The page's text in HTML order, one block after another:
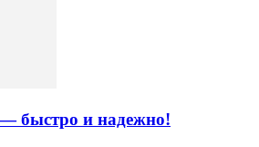
быстро и надежно!